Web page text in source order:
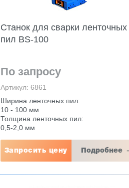
Станок для сварки ленточных
пил BS-100
По запросу
Артикул: 6861
Ширина ленточных пил:
10 - 100 мм
Толщина ленточных пил:
0,5-2,0 мм
Запросить цену Подробнее